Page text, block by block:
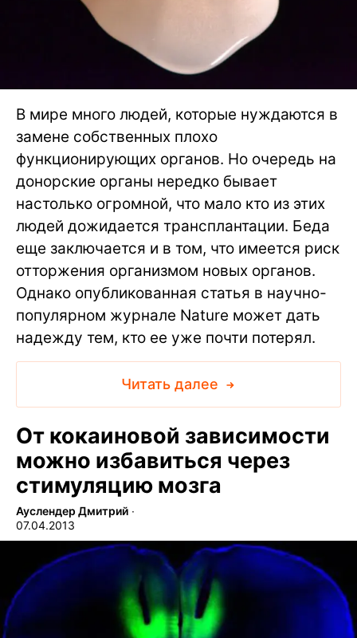
В мире много людей, которые нуждаются в
замене собственных плохо
функционирующих органов. Но очередь на
донорские органы нередко бывает
настолько огромной, что мало кто из этих
людей дожидается трансплантации. Беда
еще заключается и в том, что имеется риск
отторжения организмом новых органов.
Однако опубликованная статья в научно-
популярном журнале Nature может дать
надежду тем, кто ее уже почти потерял.
Читать далее
От кокаиновой зависимости
можно избавиться через
стимуляцию мозга
Ауслендер Дмитрий ∙
07.04.2013